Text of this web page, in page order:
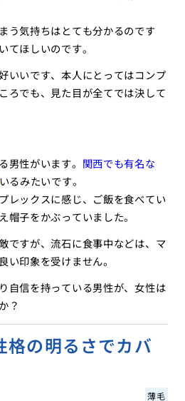
う気持ちはとても分かるのです
てほしいのです。
いいです、本人にとってはコンプ
ろでも、見た目が全てでは決して
男性がいます。 関西でも有名な
いるみたいです。
レックスに感じ、ご飯を食べてい
帽子をかぶっていました。
ですが、流石に食事中などは、マ
い印象を受けません。
自信を持っている男性が、女性は
？
格の明るさでカバ
薄毛